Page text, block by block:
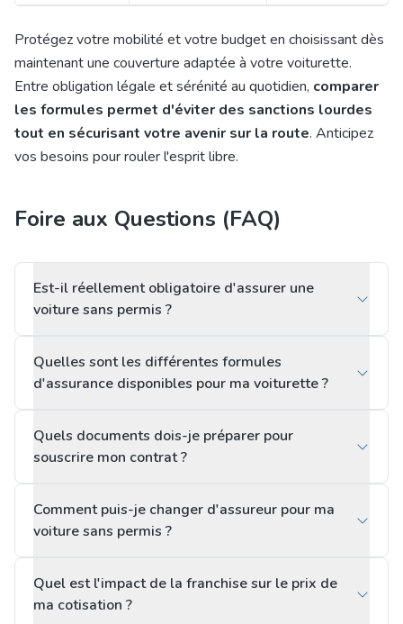
Protégez votre mobilité et votre budget en choisissant dès
maintenant une couverture adaptée à votre voiturette.
Entre obligation légale et sérénité au quotidien, comparer
les formules permet d'éviter des sanctions lourdes
tout en sécurisant votre avenir sur la route. Anticipez
vos besoins pour rouler l'esprit libre.
Foire aux Questions (FAQ)
Est-il réellement obligatoire d'assurer une
voiture sans permis ?
Quelles sont les différentes formules
d'assurance disponibles pour ma voiturette ?
Quels documents dois-je préparer pour
souscrire mon contrat ?
Comment puis-je changer d'assureur pour ma
voiture sans permis ?
Quel est l'impact de la franchise sur le prix de
ma cotisation ?